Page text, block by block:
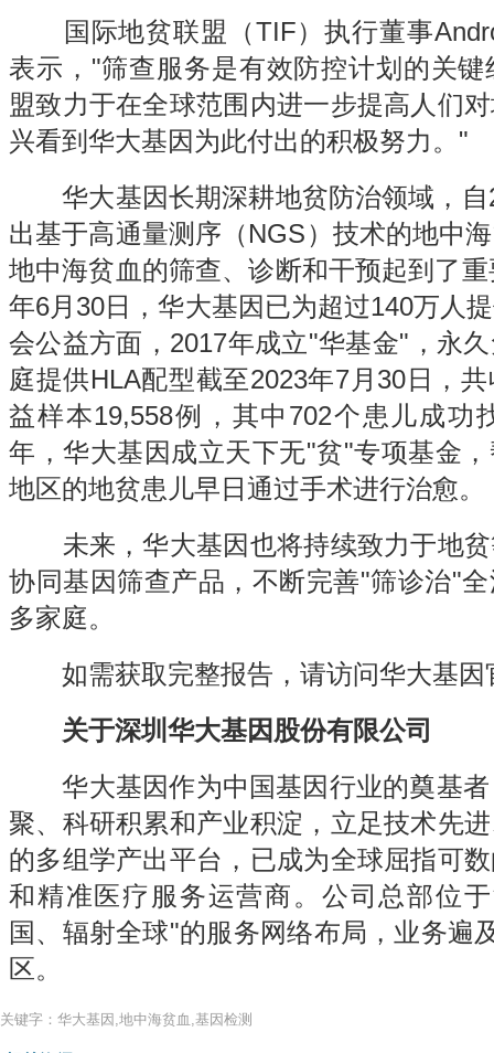
国际地贫联盟（TIF）执行董事
表示，"筛查服务是有效防控计划的关
盟致力于在全球范围内进一步提高人们
兴看到华大基因为此付出的积极努力。"
华大基因长期深耕地贫防治领域，自
出基于高通量测序（NGS）技术的地中
地中海贫血的筛查、诊断和干预起到了
年6月30日，华大基因已为超过140万人
会公益方面，2017年成立"华基金"，永
庭提供HLA配型截至2023年7月30日，
益样本19,558例，其中702个患儿成功
年，华大基因成立天下无"贫"专项基金
地区的地贫患儿早日通过手术进行治愈。
未来，华大基因也将持续致力于地贫
协同基因筛查产品，不断完善"筛诊治"
多家庭。
如需获取完整报告，请访问华大基因
关于深圳华大基因股份有限公司
华大基因作为中国基因行业的奠基者
聚、科研积累和产业积淀，立足技术先
的多组学产出平台，已成为全球屈指可
和精准医疗服务运营商。公司总部位
国、辐射全球"的服务网络布局，业务遍
区。
关键字：华大基因,地中海贫血,基因检测